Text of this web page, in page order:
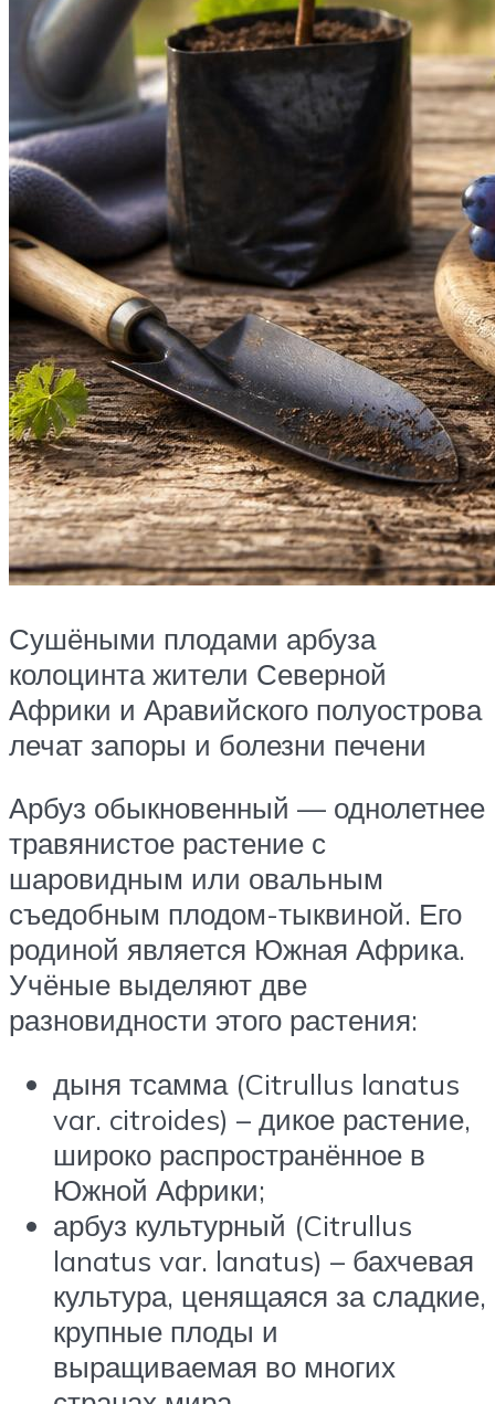
Сушёными плодами арбуза
колоцинта жители Северной
Африки и Аравийского полуострова
лечат запоры и болезни печени
Арбуз обыкновенный — однолетнее
травянистое растение с
шаровидным или овальным
съедобным плодом-тыквиной. Его
родиной является Южная Африка.
Учёные выделяют две
разновидности этого растения:
дыня тсамма (Citrullus lanatus
var. citroides) – дикое растение,
широко распространённое в
Южной Африки;
арбуз культурный (Citrullus
lanatus var. lanatus) – бахчевая
культура, ценящаяся за сладкие,
крупные плоды и
выращиваемая во многих